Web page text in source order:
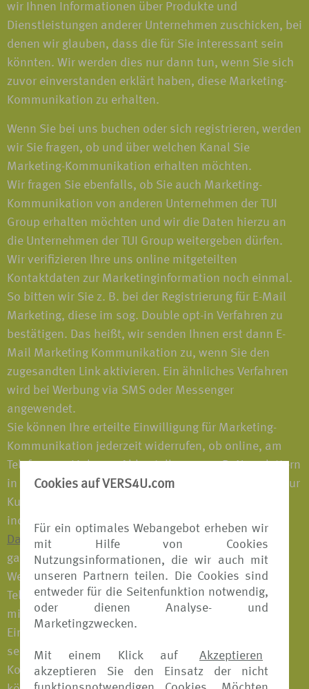
Cookies auf VERS4U.com
Für ein optimales Webangebot erheben wir
mit Hilfe von Cookies
Nutzungsinformationen, die wir auch mit
unseren Partnern teilen. Die Cookies sind
entweder für die Seitenfunktion notwendig,
oder dienen Analyse- und
Marketingzwecken.
Mit einem Klick auf
Akzeptieren
akzeptieren Sie den Einsatz der nicht
wir Ihnen Informationen über Produkte und
Dienstleistungen anderer Unternehmen zuschicken, bei
denen wir glauben, dass die für Sie interessant sein
könnten. Wir werden dies nur dann tun, wenn Sie sich
zuvor einverstanden erklärt haben, diese Marketing-
Kommunikation zu erhalten.
Wenn Sie bei uns buchen oder sich registrieren, werden
wir Sie fragen, ob und über welchen Kanal Sie
Marketing-Kommunikation erhalten möchten.
Wir fragen Sie ebenfalls, ob Sie auch Marketing-
Kommunikation von anderen Unternehmen der TUI
Group erhalten möchten und wir die Daten hierzu an
die Unternehmen der TUI Group weitergeben dürfen.
Wir verifizieren Ihre uns online mitgeteilten
Kontaktdaten zur Marketinginformation noch einmal.
So bitten wir Sie z. B. bei der Registrierung für E-Mail
Marketing, diese im sog. Double opt-in Verfahren zu
bestätigen. Das heißt, wir senden Ihnen erst dann E-
Mail Marketing Kommunikation zu, wenn Sie den
zugesandten Link aktivieren. Ein ähnliches Verfahren
wird bei Werbung via SMS oder Messenger
angewendet.
Sie können Ihre erteilte Einwilligung für Marketing-
Kommunikation jederzeit widerrufen, ob online, am
Telefon, per Link zum Abbestellen von z. B. Newslettern
in unseren Marketing-Emails, mit der Antwort STOP zur
Kurzwahlnummer in unseren Marketing-SMS oder
indem Sie uns schreiben (z. B. per E-Mail an
Datenschutz@tui.de). Sie können Ihre Einwilligung
ganz oder teilweise widerrufen. Möchten Sie keine
Werbung mehr über einen bestimmten Kanal (z. B.
Telefon) mehr erhalten, können Sie uns dies ebenso
mitteilen wie einen Widerruf für sämtliche erteilten
Einwilligungen für Marketingzwecke. Auch einer
separat erteilten Einwilligung zur Marketing-
Kommunikation durch Unternehmen der TUI Group